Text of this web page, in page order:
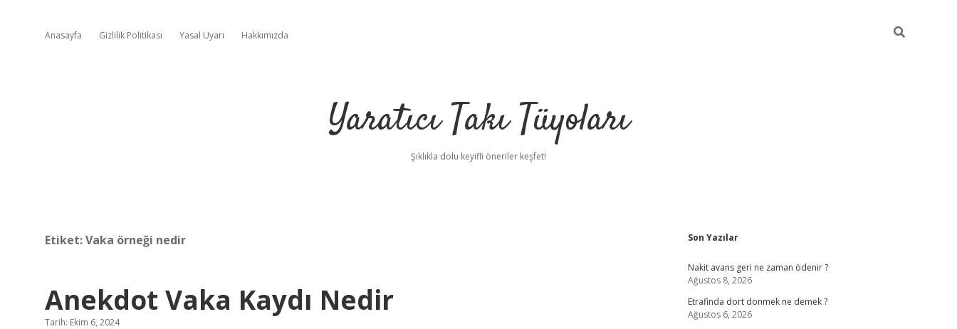
Anasayfa Gizlilik Politikası Yasal Uyarı Hakkımızda
Yaratıcı Takı Tüyoları
Şıklıkla dolu keyifli öneriler keşfet!
Etiket:Vaka örneği nedir
Anekdot Vaka Kaydı Nedir
Tarih: Ekim 6, 2024
Sidebar
Son Yazılar
Nakit avans geri ne zaman ödenir ?
Ağustos 8, 2026
Etrafinda dort donmek ne demek ?
Ağustos 6, 2026